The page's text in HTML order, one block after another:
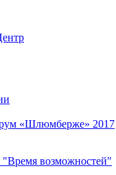
«Шлюмберже» 2017
возможностей"